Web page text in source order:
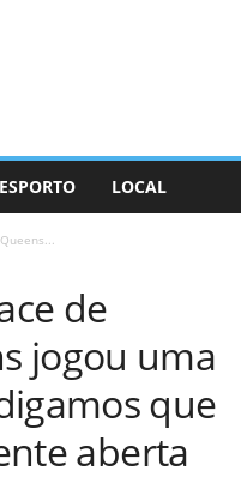
LOCAL
de
jogou uma
que
aberta